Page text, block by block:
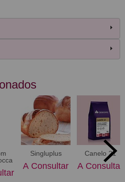
Singluplus
A Consultar
Canelo 21
A Consultar